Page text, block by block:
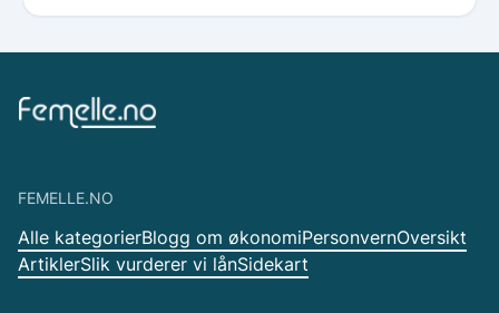
FEMELLE.NO
Alle kategorierBlogg om økonomiPersonvernOversikt
ArtiklerSlik vurderer vi lånSidekart